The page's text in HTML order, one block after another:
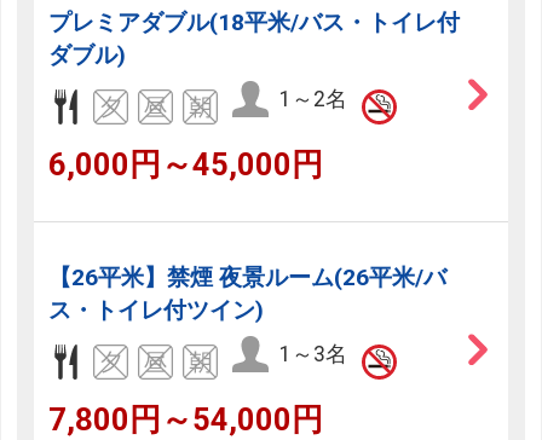
プレミアダブル(18平米/バス・トイレ付
ダブル)
1～2名
6,000円～45,000円
【26平米】禁煙 夜景ルーム(26平米/バ
ス・トイレ付ツイン)
1～3名
7,800円～54,000円